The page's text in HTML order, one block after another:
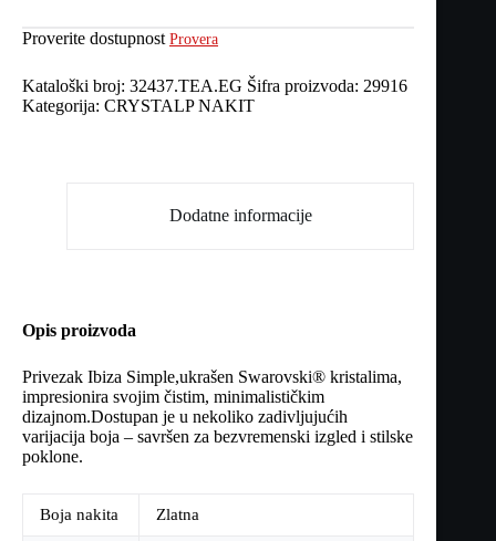
Proverite dostupnost Provera
Kataloški broj: 32437.TEA.EG Šifra proizvoda: 29916
Kategorija: CRYSTALP NAKIT
Dodatne informacije
Opis proizvoda
Privezak Ibiza Simple,ukrašen Swarovski® kristalima,
impresionira svojim čistim, minimalističkim
dizajnom.Dostupan je u nekoliko zadivljujućih
varijacija boja – savršen za bezvremenski izgled i stilske
poklone.
Boja nakita Zlatna